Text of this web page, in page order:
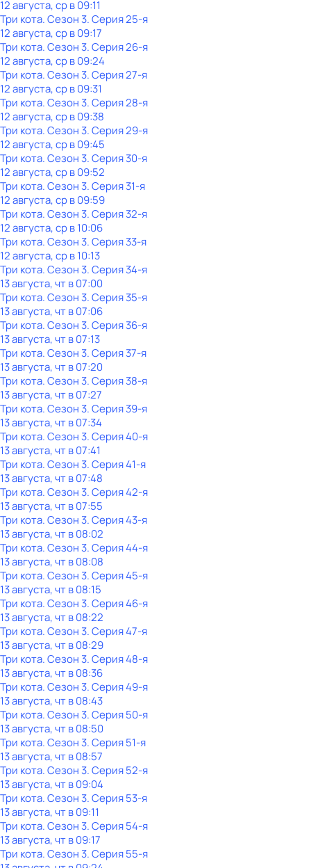
12 августа, ср в 09:11
Три кота. Сезон 3. Серия 25-я
12 августа, ср в 09:17
Три кота. Сезон 3. Серия 26-я
12 августа, ср в 09:24
Три кота. Сезон 3. Серия 27-я
12 августа, ср в 09:31
Три кота. Сезон 3. Серия 28-я
12 августа, ср в 09:38
Три кота. Сезон 3. Серия 29-я
12 августа, ср в 09:45
Три кота. Сезон 3. Серия 30-я
12 августа, ср в 09:52
Три кота. Сезон 3. Серия 31-я
12 августа, ср в 09:59
Три кота. Сезон 3. Серия 32-я
12 августа, ср в 10:06
Три кота. Сезон 3. Серия 33-я
12 августа, ср в 10:13
Три кота. Сезон 3. Серия 34-я
13 августа, чт в 07:00
Три кота. Сезон 3. Серия 35-я
13 августа, чт в 07:06
Три кота. Сезон 3. Серия 36-я
13 августа, чт в 07:13
Три кота. Сезон 3. Серия 37-я
13 августа, чт в 07:20
Три кота. Сезон 3. Серия 38-я
13 августа, чт в 07:27
Три кота. Сезон 3. Серия 39-я
13 августа, чт в 07:34
Три кота. Сезон 3. Серия 40-я
13 августа, чт в 07:41
Три кота. Сезон 3. Серия 41-я
13 августа, чт в 07:48
Три кота. Сезон 3. Серия 42-я
13 августа, чт в 07:55
Три кота. Сезон 3. Серия 43-я
13 августа, чт в 08:02
Три кота. Сезон 3. Серия 44-я
13 августа, чт в 08:08
Три кота. Сезон 3. Серия 45-я
13 августа, чт в 08:15
Три кота. Сезон 3. Серия 46-я
13 августа, чт в 08:22
Три кота. Сезон 3. Серия 47-я
13 августа, чт в 08:29
Три кота. Сезон 3. Серия 48-я
13 августа, чт в 08:36
Три кота. Сезон 3. Серия 49-я
13 августа, чт в 08:43
Три кота. Сезон 3. Серия 50-я
13 августа, чт в 08:50
Три кота. Сезон 3. Серия 51-я
13 августа, чт в 08:57
Три кота. Сезон 3. Серия 52-я
13 августа, чт в 09:04
Три кота. Сезон 3. Серия 53-я
13 августа, чт в 09:11
Три кота. Сезон 3. Серия 54-я
13 августа, чт в 09:17
Три кота. Сезон 3. Серия 55-я